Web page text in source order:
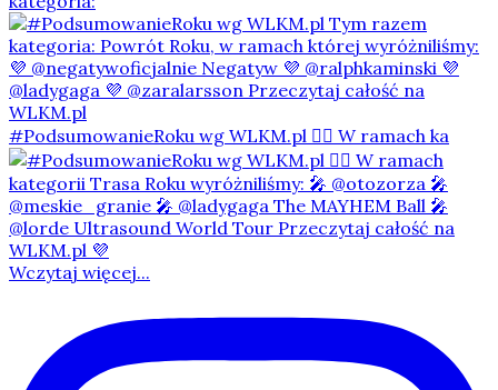
#PodsumowanieRoku wg WLKM.pl 👇🏻 W ramach ka
Wczytaj więcej...